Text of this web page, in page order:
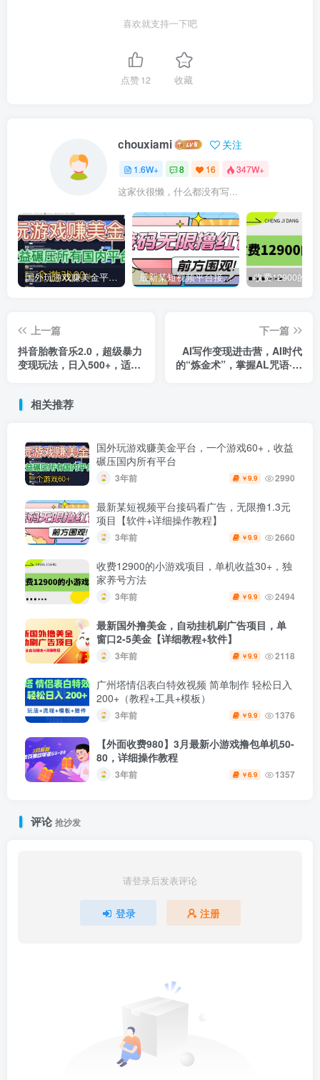
喜欢就支持一下吧
点赞12 收藏
chouxiami 关注
1.6W+ 8 16 347W+
这家伙很懒，什么都没有写...
国外玩游戏赚美金平台，一个游戏60+，收益碾压国内所有平台 最新某短视频平台接码看广告，无限撸1.3元项目【软件+详细操作教程】
上一篇
抖音胎教音乐2.0，超级暴力
变现玩法，日入500+，适合
下一篇
AI写作变现进击营，AI时代
的“炼金术”，掌握AL咒语·解
相关推荐
国外玩游戏赚美金平台，一个游戏60+，收益
碾压国内所有平台
3年前 ￥9.9 2990
最新某短视频平台接码看广告，无限撸1.3元
项目【软件+详细操作教程】
3年前 ￥9.9 2660
收费12900的小游戏项目，单机收益30+，独
家养号方法
3年前 ￥9.9 2494
最新国外撸美金，自动挂机刷广告项目，单
窗口2-5美金【详细教程+软件】
3年前 ￥9.9 2118
广州塔情侣表白特效视频 简单制作 轻松日入
200+（教程+工具+模板）
3年前 ￥9.9 1376
【外面收费980】3月最新小游戏撸包单机50-
80，详细操作教程
3年前 ￥6.9 1357
评论抢沙发
请登录后发表评论
登录 注册